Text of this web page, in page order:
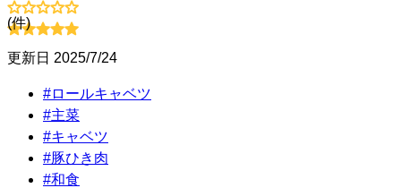
(件)
更新日 2025/7/24
#ロールキャベツ
#主菜
#キャベツ
#豚ひき肉
#和食